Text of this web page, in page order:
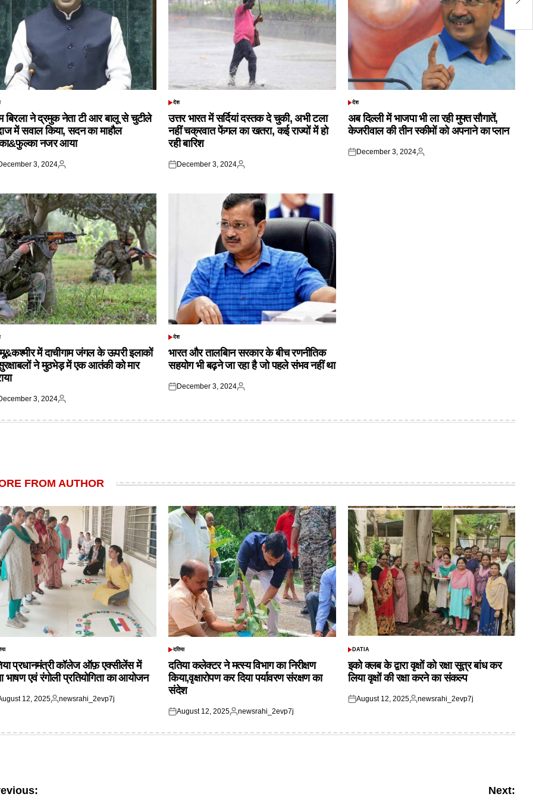
बिरला ने द्रमुक नेता टी आर बालू से चुटीले
में सवाल किया, सदन का माहौल
नजर आया
3, 2024
Posted
POSTED
देश
उत्तर भारत में सर्दियां दस्तक दे चुकी, अभी टला
नहीं चक्रवात फेंगल का खतरा, कई राज्यों में हो
रही बारिश
Posted
December 3, 2024
Posted
POSTED
देश
अब दिल्ली में भाजपा भी ला रही मुफ्त सौगातें,
केजरीवाल की तीन स्कीमों को अपनाने का प्लान
Posted
December 3, 2024
Posted
में दाचीगाम जंगल के ऊपरी इलाकों
ने मुठभेड़ में एक आतंकी को मार
3, 2024
Posted
POSTED
देश
भारत और तालबिान सरकार के बीच रणनीतिक
सहयोग भी बढ़ने जा रहा है जो पहले संभव नहीं था
Posted
December 3, 2024
Posted
FROM AUTHOR
प्रधानमंत्री कॉलेज ऑफ़ एक्सीलेंस में
एवं रंगोली प्रतियोगिता का आयोजन
12, 2025
Posted
newsrahi_2evp7j
POSTED
दतिया
दतिया कलेक्टर ने मत्स्य विभाग का निरीक्षण
किया,वृक्षारोपण कर दिया पर्यावरण संरक्षण का
संदेश
Posted
August 12, 2025
Posted
newsrahi_2evp7j
POSTED
DATIA
इको क्लब के द्वारा वृक्षों को रक्षा सूत्र बांध कर
लिया वृक्षों की रक्षा करने का संकल्प
Posted
August 12, 2025
Posted
newsrahi_2evp7j
Next: